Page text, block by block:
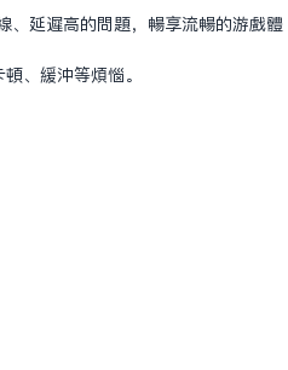
、延迟高的问题，畅享流畅的游戏体
、缓冲等烦恼。